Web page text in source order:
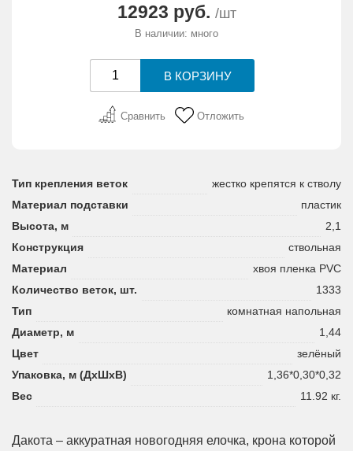
12923 руб. /шт
В наличии: много
Сравнить Отложить
Тип крепления веток
жестко крепятся к стволу
Материал подставки
пластик
Высота, м
2,1
Конструкция
ствольная
Материал
хвоя пленка PVC
Количество веток, шт.
1333
Тип
комнатная напольная
Диаметр, м
1,44
Цвет
зелёный
Упаковка, м (ДхШхВ)
1,36*0,30*0,32
Вес
11.92 кг.
Дакота – аккуратная новогодняя елочка, крона которой
СЕРТИФИКАТЫ